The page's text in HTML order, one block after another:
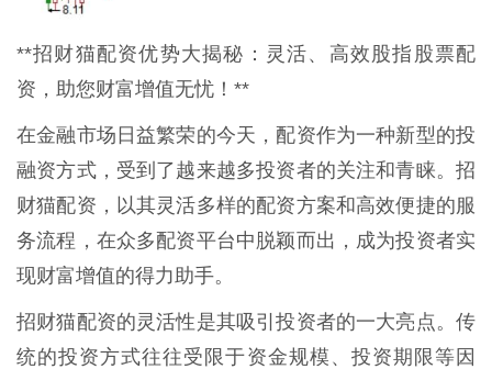
**招财猫配资优势大揭秘：灵活、高效股指股票配
资，助您财富增值无忧！**
在金融市场日益繁荣的今天，配资作为一种新型的投
融资方式，受到了越来越多投资者的关注和青睐。招
财猫配资，以其灵活多样的配资方案和高效便捷的服
务流程，在众多配资平台中脱颖而出，成为投资者实
现财富增值的得力助手。
招财猫配资的灵活性是其吸引投资者的一大亮点。传
统的投资方式往往受限于资金规模、投资期限等因